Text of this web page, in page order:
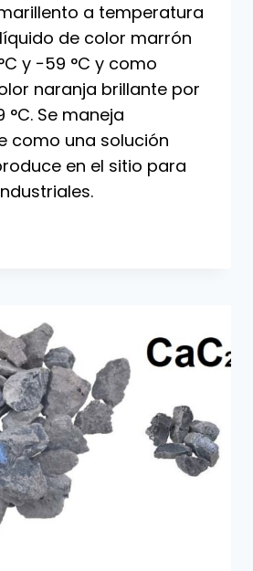
a temperatura
de color marrón
y −59 °C y como
naranja brillante por
Se maneja
como una solución
en el sitio para